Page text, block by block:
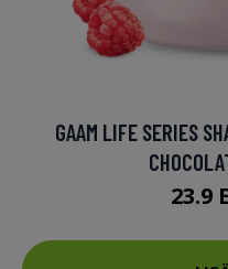
GAAM LIFE SERIES
23.9